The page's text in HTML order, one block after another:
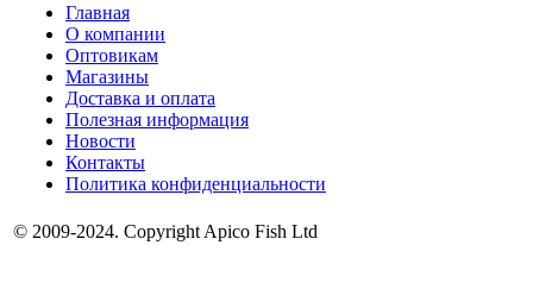
Главная
О компании
Оптовикам
Магазины
Доставка и оплата
Полезная информация
Новости
Контакты
Политика конфиденциальности
© 2009-2024. Copyright Apico Fish Ltd